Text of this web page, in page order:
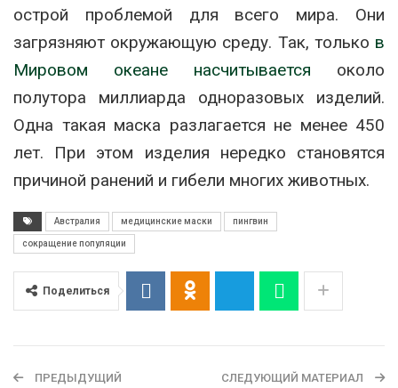
острой проблемой для всего мира. Они
загрязняют окружающую среду. Так, только в
Мировом океане насчитывается около
полутора миллиарда одноразовых изделий.
Одна такая маска разлагается не менее 450
лет. При этом изделия нередко становятся
причиной ранений и гибели многих животных.
Австралия медицинские маски пингвин
сокращение популяции
Поделиться
ПРЕДЫДУЩИЙ
СЛЕДУЮЩИЙ МАТЕРИАЛ